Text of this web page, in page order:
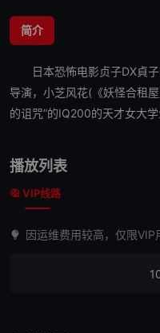
简介
日本恐怖电影贞子DX貞
导演，小芝风花(《妖怪合租
的诅咒”的IQ200的天才女大学
播放列表
VIP线路
因运维费用较高，仅限VIP